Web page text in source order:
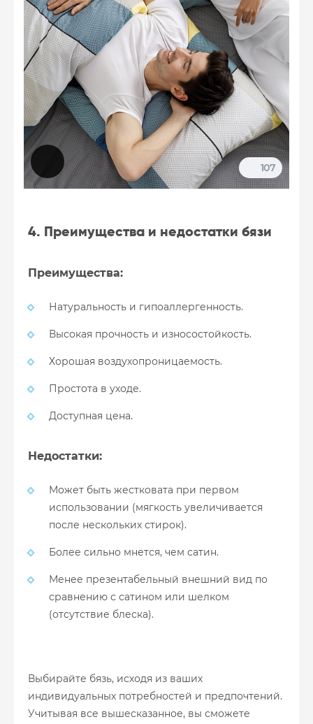
107
4. Преимущества и недостатки бязи
Преимущества:
Натуральность и гипоаллергенность.
Высокая прочность и износостойкость.
Хорошая воздухопроницаемость.
Простота в уходе.
Доступная цена.
Недостатки:
Может быть жестковата при первом
использовании (мягкость увеличивается
после нескольких стирок).
Более сильно мнется, чем сатин.
Менее презентабельный внешний вид по
сравнению с сатином или шелком
(отсутствие блеска).
Выбирайте бязь, исходя из ваших
индивидуальных потребностей и предпочтений.
Учитывая все вышесказанное, вы сможете